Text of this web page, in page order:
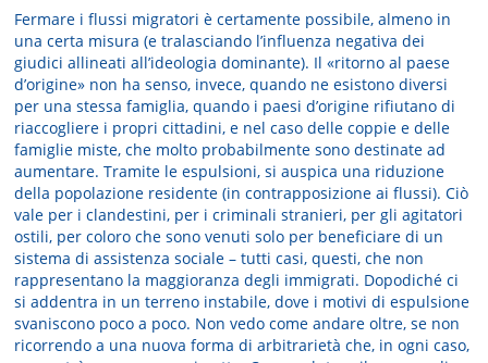
​Fermare i flussi migratori è certamente possibile, almeno in
una certa misura (e tralasciando l’influenza negativa dei
giudici allineati all’ideologia dominante). Il «ritorno al paese
d’origine» non ha senso, invece, quando ne esistono diversi
per una stessa famiglia, quando i paesi d’origine rifiutano di
riaccogliere i propri cittadini, e nel caso delle coppie e delle
famiglie miste, che molto probabilmente sono destinate ad
aumentare. Tramite le espulsioni, si auspica una riduzione
della popolazione residente (in contrapposizione ai flussi). Ciò
vale per i clandestini, per i criminali stranieri, per gli agitatori
ostili, per coloro che sono venuti solo per beneficiare di un
sistema di assistenza sociale – tutti casi, questi, che non
rappresentano la maggioranza degli immigrati. Dopodiché ci
si addentra in un terreno instabile, dove i motivi di espulsione
svaniscono poco a poco. Non vedo come andare oltre, se non
ricorrendo a una nuova forma di arbitrarietà che, in ogni caso,